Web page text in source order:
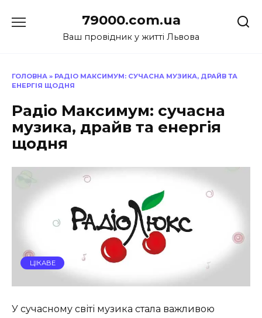
до
79000.com.ua
Ваш провідник у житті Львова
ГОЛОВНА » РАДІО МАКСИМУМ: СУЧАСНА МУЗИКА, ДРАЙВ ТА
ЕНЕРГІЯ ЩОДНЯ
Радіо Максимум: сучасна
музика, драйв та енергія
щодня
ЦІКАВЕ
У сучасному світі музика стала важливою